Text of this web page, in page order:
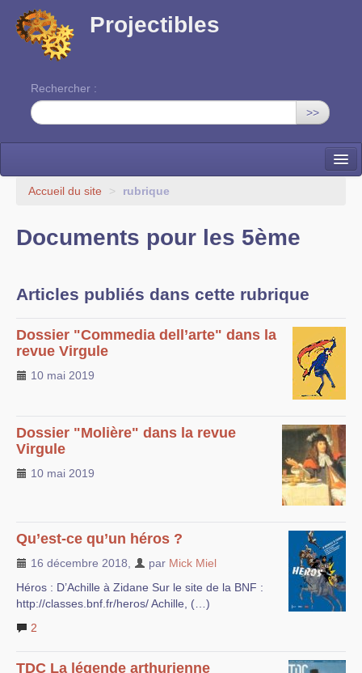
Projectibles
Rechercher :
>>
La ruche
Accueil du site > rubrique
Documents pour les 5ème
Articles publiés dans cette rubrique
Dossier "Commedia dell’arte" dans la
revue Virgule
10 mai 2019
Dossier "Molière" dans la revue
Virgule
10 mai 2019
Qu’est-ce qu’un héros ?
16 décembre 2018 par Mick Miel
Héros : D’Achille à Zidane Sur le site de la BNF :
http://classes.bnf.fr/heros/ Achille, (…)
2
TDC La légende arthurienne